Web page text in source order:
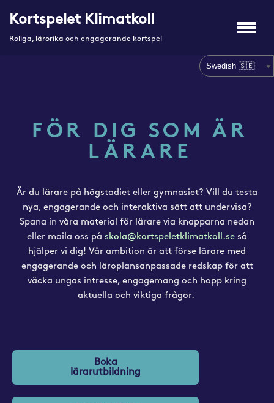
Kortspelet Klimatkoll
Roliga, lärorika och engagerande kortspel
FÖR DIG SOM ÄR
LÄRARE
Är du lärare på högstadiet eller gymnasiet? Vill du testa
nya, engagerande och interaktiva sätt att undervisa?
Spana in våra material för lärare via knapparna nedan
eller maila oss på skola@kortspeletklimatkoll.se så
hjälper vi dig! Vår ambition är att förse lärare med
engagerande och läroplansanpassade redskap för att
väcka ungas intresse, engagemang och hopp kring
aktuella och viktiga frågor.
Boka
lärarutbildning